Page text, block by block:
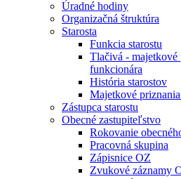
Úradné hodiny
Organizačná štruktúra
Starosta
Funkcia starostu
Tlačivá - majetkové
funkcionára
História starostov
Majetkové
Zástupca starostu
Obecné zastupiteľstvo
Rokovanie
Pracovná skupina
Zápisnice OZ
Zvukové záznamy